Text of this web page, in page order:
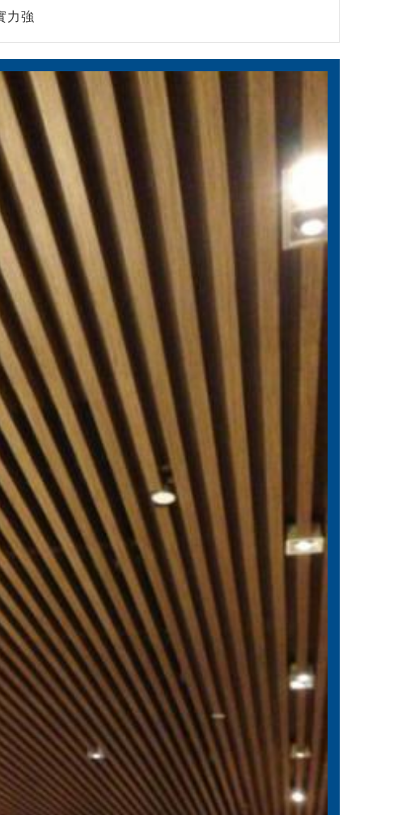
力強